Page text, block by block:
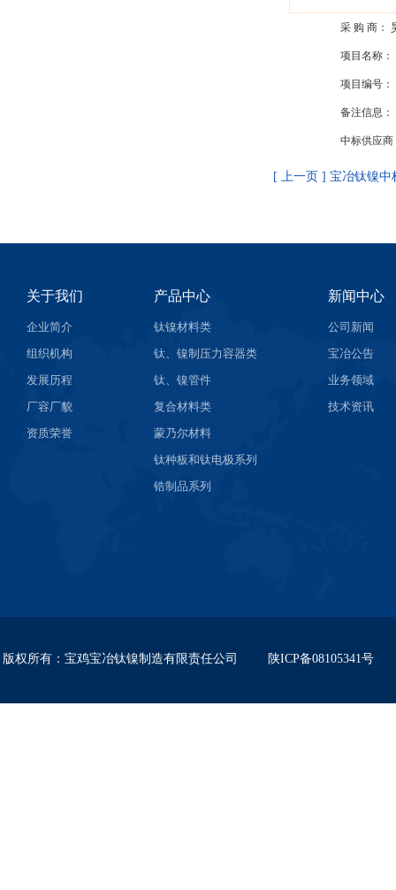
采 购 商：
项目名称：
项目编号：
备注信息：
中标供应商
[ 上一页 ] 宝冶钛镍
关于我们
企业简介
组织机构
发展历程
厂容厂貌
资质荣誉
产品中心
钛镍材料类
钛、镍制压力容器类
钛、镍管件
复合材料类
蒙乃尔材料
钛种板和钛电极系列
锆制品系列
新闻中心
公司新闻
宝冶公告
业务领域
技术资讯
版权所有： 宝鸡宝冶钛镍制造有限责任公司 陕ICP备08105341号